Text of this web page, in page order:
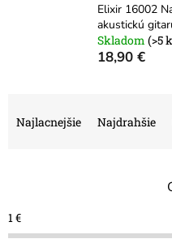
Elixir 16002
akustickú
Skladom (>5
18,90 €
e
p
Najlacnejšie Najdrahšie
1 €